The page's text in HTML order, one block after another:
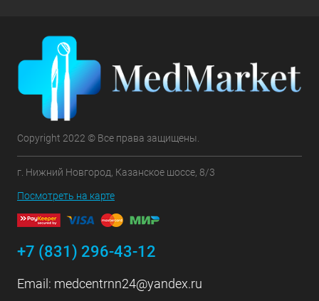
Copyright 2022 © Все права защищены.
г. Нижний Новгород, Казанское шоссе, 8/3
Посмотреть на карте
+7 (831) 296-43-12
Email: medcentrnn24@yandex.ru